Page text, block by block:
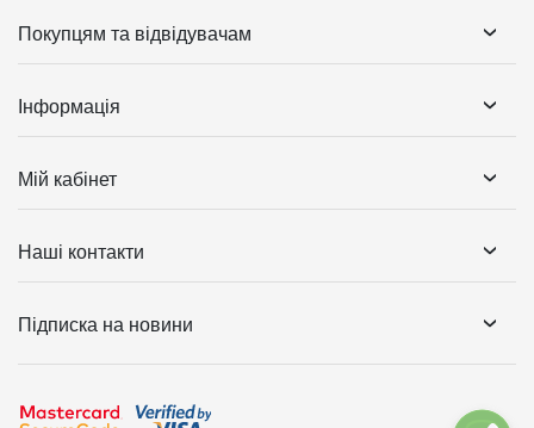
Покупцям та відвідувачам
Інформація
Мій кабінет
Наші контакти
Підписка на новини